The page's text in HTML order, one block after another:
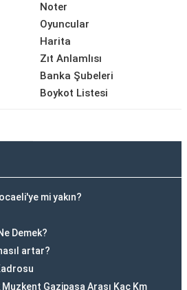
Noter
Oyuncular
Harita
Zıt Anlamlısı
Banka Şubeleri
Boykot Listesi
mi yakın?
Demek?
artar?
Gazipaşa Arası Kaç Km